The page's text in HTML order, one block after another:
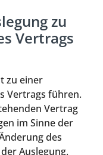
zu
Vertrags
zu einer
Vertrags führen.
Vertrag
im Sinne der
des
Auslegung.